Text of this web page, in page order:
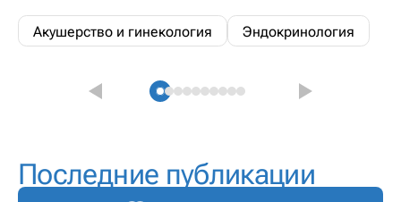
Акушерство и гинекология Эндокринология
Последние публикации